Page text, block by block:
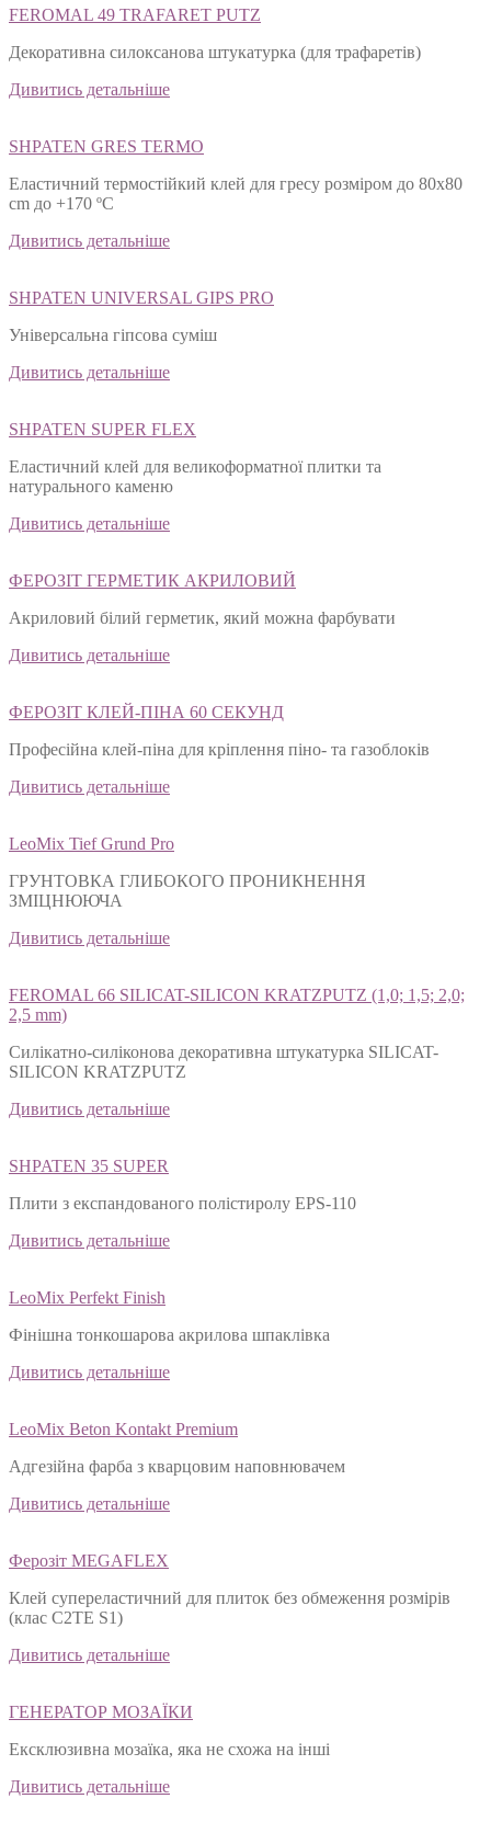
FEROMAL 49 TRAFARET PUTZ
Декоративна силоксанова штукатурка (для трафаретів)
Дивитись детальніше
SHPATEN GRES TERMO
Еластичний термостійкий клей для гресу розміром до 80х80
cm до +170 ºС
Дивитись детальніше
SHPATEN UNIVERSAL GIPS PRO
Універсальна гіпсова суміш
Дивитись детальніше
SHPATEN SUPER FLEX
Еластичний клей для великоформатної плитки та
натурального каменю
Дивитись детальніше
ФЕРОЗІТ ГЕРМЕТИК АКРИЛОВИЙ
Акриловий білий герметик, який можна фарбувати
Дивитись детальніше
ФЕРОЗІТ КЛЕЙ-ПІНА 60 СЕКУНД
Професійна клей-піна для кріплення піно- та газоблоків
Дивитись детальніше
LeoMix Tief Grund Pro
ГРУНТОВКА ГЛИБОКОГО ПРОНИКНЕННЯ
ЗМІЦНЮЮЧА
Дивитись детальніше
FEROMAL 66 SILICAT-SILICON KRATZPUTZ (1,0; 1,5; 2,0;
2,5 mm)
Силікатно-силіконова декоративна штукатурка SILICAT-
SILICON KRATZPUTZ
Дивитись детальніше
SHPATEN 35 SUPER
Плити з експандованого полістиролу EPS-110
Дивитись детальніше
LeoMix Perfekt Finish
Фінішна тонкошарова акрилова шпаклівка
Дивитись детальніше
LeoMix Beton Kontakt Premium
Адгезійна фарба з кварцовим наповнювачем
Дивитись детальніше
Ферозіт MEGAFLEX
Клей супереластичний для плиток без обмеження розмірів
(клас С2ТЕ S1)
Дивитись детальніше
ГЕНЕРАТОР МОЗАЇКИ
Ексклюзивна мозаїка, яка не схожа на інші
Дивитись детальніше